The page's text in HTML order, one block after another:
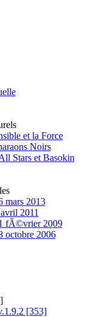
et la Force
Noirs
Stars et Basokin
mars 2013
2011
fÃ©vrier 2009
octobre 2006
[353]